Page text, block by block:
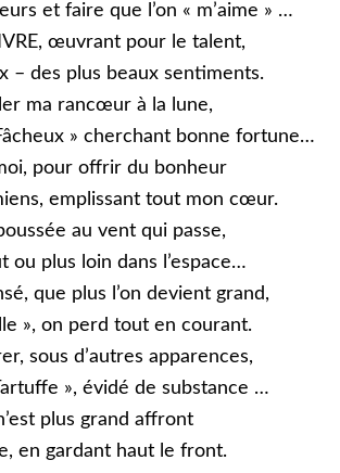
et faire que l’on « m’aime » …
œuvrant pour le talent,
– des plus beaux sentiments.
ma rancœur à la lune,
» cherchant bonne fortune…
pour offrir du bonheur
emplissant tout mon cœur.
au vent qui passe,
ou plus loin dans l’espace…
que plus l’on devient grand,
», on perd tout en courant.
sous d’autres apparences,
», évidé de substance …
plus grand affront
en gardant haut le front.